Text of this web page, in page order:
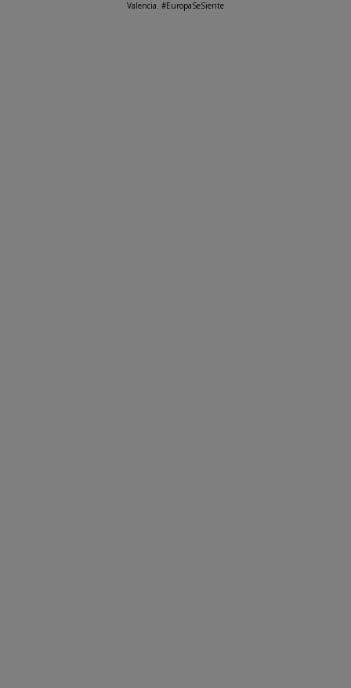
Valencia. #EuropaSeSiente